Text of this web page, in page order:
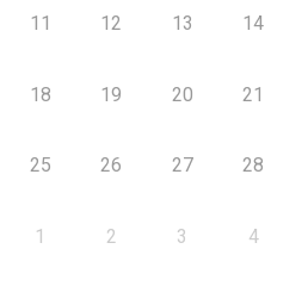
11 12 13 14
18 19 20 21
25 26 27 28
1 2 3 4